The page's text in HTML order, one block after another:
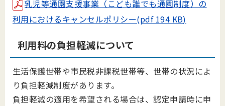
乳児等通園支援事業（こども誰でも通園制度）の
利用におけるキャンセルポリシー(pdf 194 KB)
利用料の負担軽減について
生活保護世帯や市民税非課税世帯等、世帯の状況によ
り負担軽減制度があります。
負担軽減の適用を希望される場合は、認定申請時に申